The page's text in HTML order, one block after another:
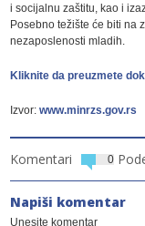
i socijalnu zaštitu, kao i
Posebno težište će biti na
nezaposlenosti mladih.
Kliknite da preuzmete
Izvor:www.minrzs.gov.rs
Komentari 0
Napiši komentar
Unesite komentar